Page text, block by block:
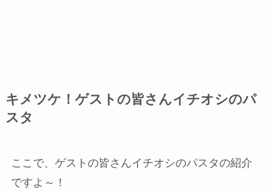
キメツケ！ゲストの皆さんイチオシのパ
スタ
ここで、ゲストの皆さんイチオシのパスタの紹介
ですよ～！